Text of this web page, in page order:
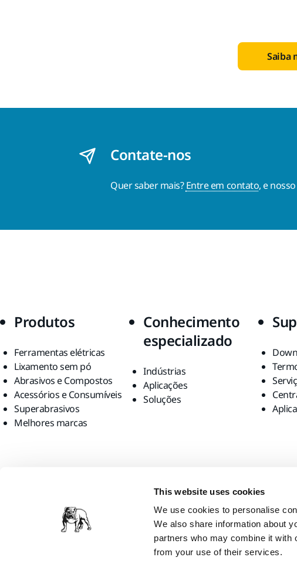
This website uses cookies
We use cookies to personalise
We also share information about
partners who may combine it with
from your use of their services.
Saiba
Contate-nos
Quer saber mais?Entre em contato, e
Produtos
Ferramentas elétricas
Lixamento sem pó
Abrasivos e Compostos
Acessórios e Consumíveis
Superabrasivos
Melhores marcas
Conhecimento
especializado
Indústrias
Aplicações
Soluções